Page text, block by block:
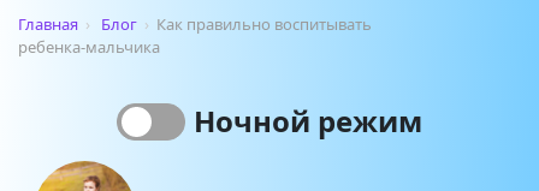
Главная › Блог › Как правильно воспитывать
ребенка-мальчика
Ночной режим